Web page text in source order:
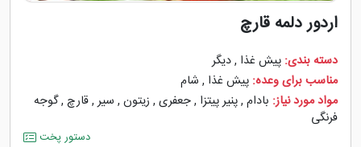
اردور دلمه قارچ
دسته بندی: پیش غذا ,دیگر
مناسب برای وعده: پیش غذا , شام
مواد مورد نیاز: بادام ,پنیر پیتزا ,جعفری , زیتون , سیر,قارچ ,گوجه
‌فرنگی
دستور پخت